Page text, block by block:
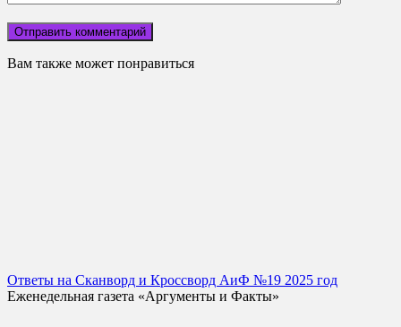
Вам также может понравиться
Ответы на Сканворд и Кроссворд АиФ №19 2025 год
Еженедельная газета «Аргументы и Факты»